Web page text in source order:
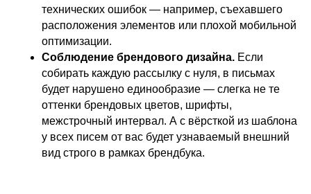
технических ошибок — например, съехавшего
расположения элементов или плохой мобильной
оптимизации.
Соблюдение брендового дизайна. Если
собирать каждую рассылку с нуля, в письмах
будет нарушено единообразие — слегка не те
оттенки брендовых цветов, шрифты,
межстрочный интервал. А с вёрсткой из шаблона
у всех писем от вас будет узнаваемый внешний
вид строго в рамках брендбука.